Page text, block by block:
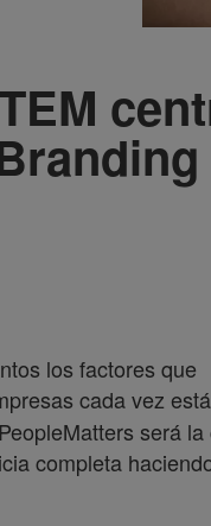
los factores que
cada vez
será la
completa